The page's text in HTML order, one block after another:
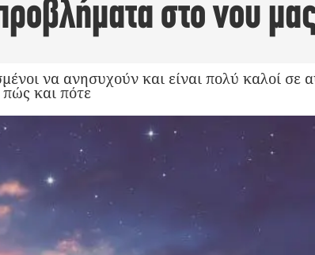
στο νου
να ανησυχούν και είναι πολύ καλοί σε
και πότε